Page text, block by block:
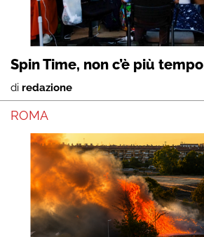
Spin Time, non c’è più tempo
di redazione
ROMA